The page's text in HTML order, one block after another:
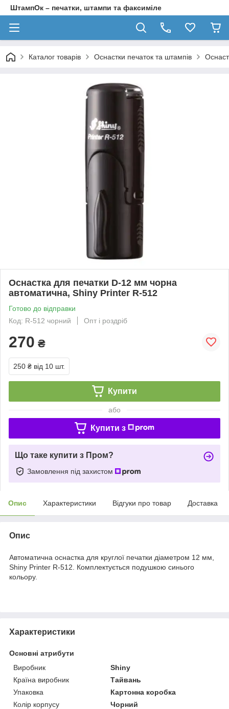
ШтампОк – печатки, штампи та факсиміле
Каталог товарів Оснастки печаток та штампів
Оснастка для печатки D-12 мм чорна
автоматична, Shiny Printer R-512
Готово до відправки
Код: R-512 чорний
Опт і роздріб
270 ₴
250 ₴ від 10 шт.
Купити
або
Купити з
Що таке купити з Пром?
Замовлення під захистом
Опис Характеристики Відгуки про товар Доставка
Опис
Автоматична оснастка для круглої печатки діаметром 12 мм,
Shiny Printer R-512 . Комплектується подушкою синього
кольору.
Характеристики
Основні атрибути
Виробник
Shiny
Країна виробник
Тайвань
Упаковка
Картонна коробка
Колір корпусу
Чорний